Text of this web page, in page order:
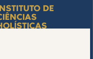
DE